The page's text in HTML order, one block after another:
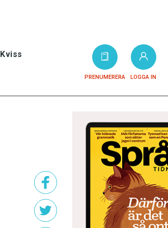
Kviss
PRENUMERERA LOGGA IN